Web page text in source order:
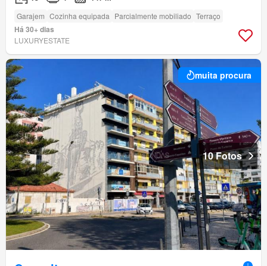
Garajem Cozinha equipada Parcialmente mobiliado Terraço
Há 30+ dias
LUXURYESTATE
muita procura
10 Fotos